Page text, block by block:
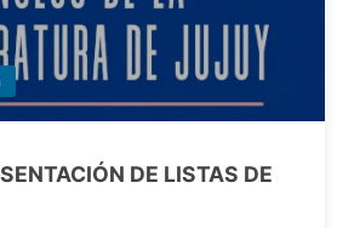
DE LISTAS DE